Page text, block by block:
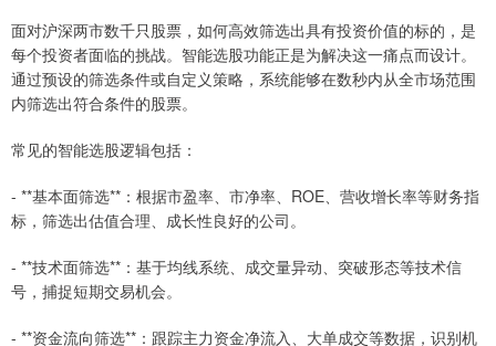
面对沪深两市数千只股票，如何高效筛选出具有投资价值的标的，是
每个投资者面临的挑战。智能选股功能正是为解决这一痛点而设计。
通过预设的筛选条件或自定义策略，系统能够在数秒内从全市场范围
内筛选出符合条件的股票。
常见的智能选股逻辑包括：
- **基本面筛选**：根据市盈率、市净率、ROE、营收增长率等财务指
标，筛选出估值合理、成长性良好的公司。
- **技术面筛选**：基于均线系统、成交量异动、突破形态等技术信
号，捕捉短期交易机会。
- **资金流向筛选**：跟踪主力资金净流入、大单成交等数据，识别机